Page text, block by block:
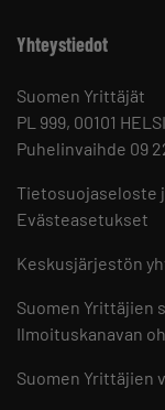
Yhteystiedot
Suomen Yrittäjät
PL 999, 00101
Puhelinvaihde 09
Tietosuojaseloste
Evästeasetukset
Keskusjärjestön
Suomen Yrittäjien
Ilmoituskanavan
Suomen Yrittäjien